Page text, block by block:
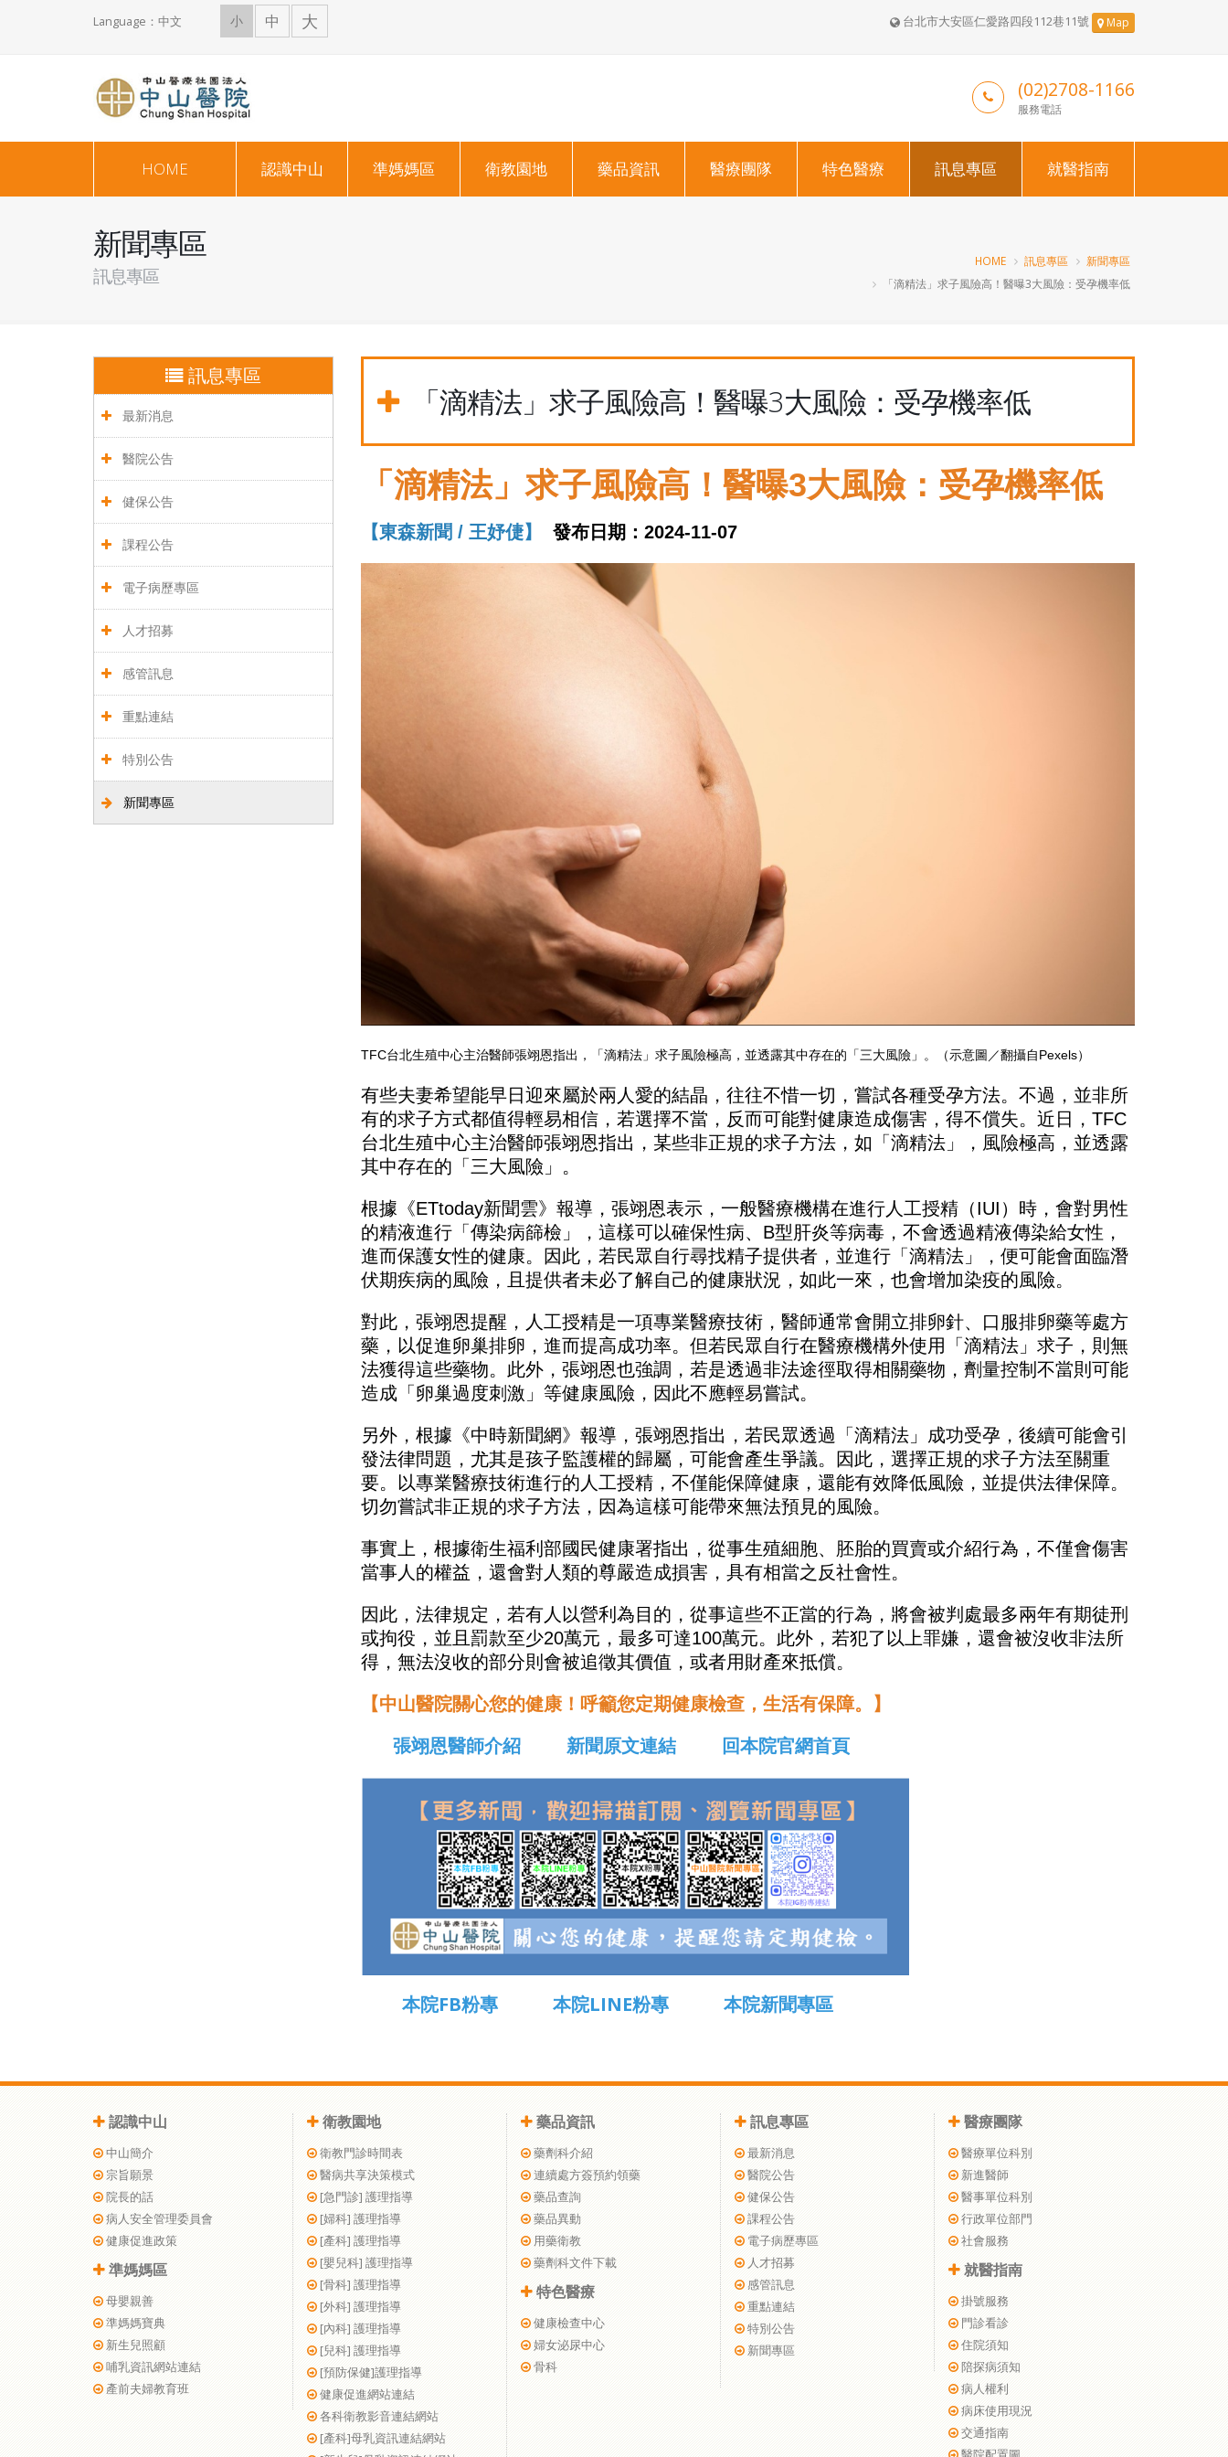
Language：中文 小 中 大 台北市大安區仁愛路四段112巷11號 Map
(02)2708-1166
服務電話
HOME 認識中山 準媽媽區 衛教園地 藥品資訊 醫療團隊 特色醫療 訊息專區 就醫指南
新聞專區
訊息專區
HOME 訊息專區
新聞專區
「滴精法」求子風險高！醫曝3大風險：受孕機率低
訊息專區
最新消息
醫院公告
健保公告
課程公告
電子病歷專區
人才招募
感管訊息
重點連結
特別公告
新聞專區
「滴精法」求子風險高！醫曝3大風險：受孕機率低
「滴精法」求子風險高！醫曝3大風險：受孕機率低
【東森新聞 / 王妤倢】 發布日期：2024-11-07
TFC台北生殖中心主治醫師張翊恩指出，「滴精法」求子風險極高，並透露其中存在的「三大風險」。（示意圖／翻攝自Pexels）
有些夫妻希望能早日迎來屬於兩人愛的結晶，往往不惜一切，嘗試各種受孕方法。不過，並非所
有的求子方式都值得輕易相信，若選擇不當，反而可能對健康造成傷害，得不償失。近日，TFC
台北生殖中心主治醫師張翊恩指出，某些非正規的求子方法，如「滴精法」，風險極高，並透露
其中存在的「三大風險」。
根據《ETtoday新聞雲》報導，張翊恩表示，一般醫療機構在進行人工授精（IUI）時，會對男性
的精液進行「傳染病篩檢」，這樣可以確保性病、B型肝炎等病毒，不會透過精液傳染給女性，
進而保護女性的健康。因此，若民眾自行尋找精子提供者，並進行「滴精法」，便可能會面臨潛
伏期疾病的風險，且提供者未必了解自己的健康狀況，如此一來，也會增加染疫的風險。
對此，張翊恩提醒，人工授精是一項專業醫療技術，醫師通常會開立排卵針、口服排卵藥等處方
藥，以促進卵巢排卵，進而提高成功率。但若民眾自行在醫療機構外使用「滴精法」求子，則無
法獲得這些藥物。此外，張翊恩也強調，若是透過非法途徑取得相關藥物，劑量控制不當則可能
造成「卵巢過度刺激」等健康風險，因此不應輕易嘗試。
另外，根據《中時新聞網》報導，張翊恩指出，若民眾透過「滴精法」成功受孕，後續可能會引
發法律問題，尤其是孩子監護權的歸屬，可能會產生爭議。因此，選擇正規的求子方法至關重
要。以專業醫療技術進行的人工授精，不僅能保障健康，還能有效降低風險，並提供法律保障。
切勿嘗試非正規的求子方法，因為這樣可能帶來無法預見的風險。
事實上，根據衛生福利部國民健康署指出，從事生殖細胞、胚胎的買賣或介紹行為，不僅會傷害
當事人的權益，還會對人類的尊嚴造成損害，具有相當之反社會性。
因此，法律規定，若有人以營利為目的，從事這些不正當的行為，將會被判處最多兩年有期徒刑
或拘役，並且罰款至少20萬元，最多可達100萬元。此外，若犯了以上罪嫌，還會被沒收非法所
得，無法沒收的部分則會被追徵其價值，或者用財產來抵償。
【中山醫院關心您的健康！呼籲您定期健康檢查，生活有保障。】
張翊恩醫師介紹
新聞原文連結 回本院官網首頁
本院FB粉專 本院LINE粉專 本院新聞專區
認識中山
中山簡介
宗旨願景
院長的話
病人安全管理委員會
健康促進政策
準媽媽區
母嬰親善
準媽媽寶典
新生兒照顧
哺乳資訊網站連結
產前夫婦教育班
衛教園地
衛教門診時間表
醫病共享決策模式
[急門診] 護理指導
[婦科] 護理指導
[產科] 護理指導
[嬰兒科] 護理指導
[骨科] 護理指導
[外科] 護理指導
[內科] 護理指導
[兒科] 護理指導
[預防保健]護理指導
健康促進網站連結
各科衛教影音連結網站
[產科]母乳資訊連結網站
藥品資訊
藥劑科介紹
連續處方簽預約領藥
藥品查詢
藥品異動
用藥衛教
藥劑科文件下載
特色醫療
健康檢查中心
婦女泌尿中心
骨科
訊息專區
最新消息
醫院公告
健保公告
課程公告
電子病歷專區
人才招募
感管訊息
重點連結
特別公告
新聞專區
醫療團隊
醫療單位科別
新進醫師
醫事單位科別
行政單位部門
社會服務
就醫指南
掛號服務
門診看診
住院須知
陪探病須知
病人權利
病床使用現況
交通指南